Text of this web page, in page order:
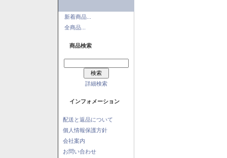
新着商品...
全商品...
商品検索
詳細検索
インフォメーション
配送と返品について
個人情報保護方針
会社案内
お問い合わせ